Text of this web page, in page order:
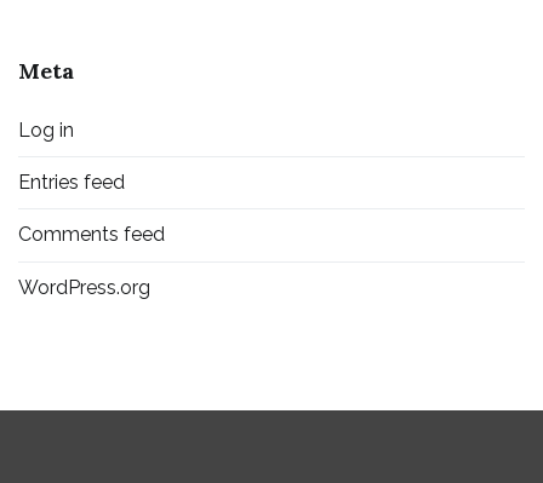
Meta
Log in
Entries feed
Comments feed
WordPress.org